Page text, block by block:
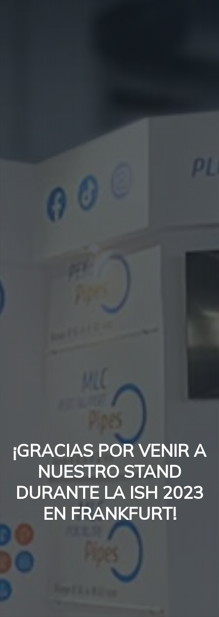
¡GRACIAS POR VENIR A
NUESTRO STAND
DURANTE LA ISH 2023
EN FRANKFURT!